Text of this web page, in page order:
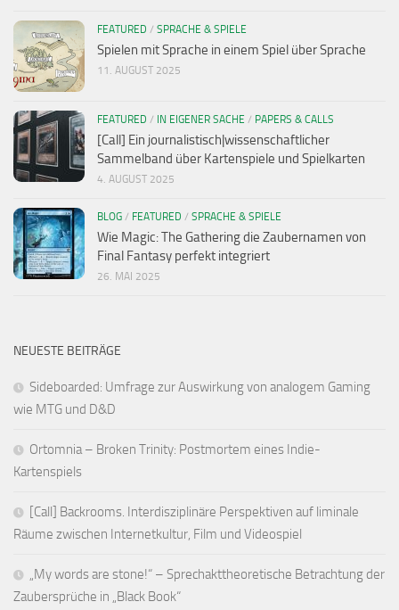
FEATURED / SPRACHE & SPIELE
Spielen mit Sprache in einem Spiel über Sprache
11. AUGUST 2025
FEATURED / IN EIGENER SACHE / PAPERS & CALLS
[Call] Ein journalistisch|wissenschaftlicher
Sammelband über Kartenspiele und Spielkarten
4. AUGUST 2025
BLOG / FEATURED / SPRACHE & SPIELE
Wie Magic: The Gathering die Zaubernamen von
Final Fantasy perfekt integriert
26. MAI 2025
NEUESTE BEITRÄGE
Sideboarded: Umfrage zur Auswirkung von analogem Gaming
wie MTG und D&D
Ortomnia – Broken Trinity: Postmortem eines Indie-
Kartenspiels
[Call] Backrooms. Interdisziplinäre Perspektiven auf liminale
Räume zwischen Internetkultur, Film und Videospiel
„My words are stone!“ – Sprechakttheoretische Betrachtung der
Zaubersprüche in „Black Book“